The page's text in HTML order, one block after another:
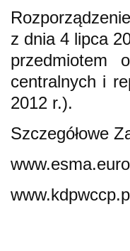
z dnia 4 lipca
przedmiotem
centralnych i
2012 r.).
Szczegółowe